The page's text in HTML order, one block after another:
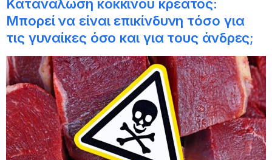
Κατανάλωση κόκκινου κρέατος:
Μπορεί να είναι επικίνδυνη τόσο για
τις γυναίκες όσο και για τους άνδρες;